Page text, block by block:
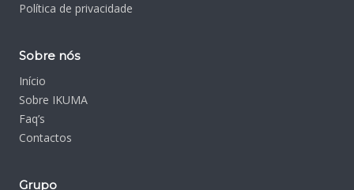
Política de privacidade
Sobre nós
Início
Sobre IKUMA
Faq’s
Contactos
Grupo